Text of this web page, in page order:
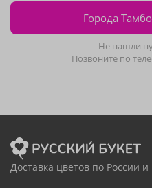
Города
Не нашли
Позвоните по
Доставка цветов по России